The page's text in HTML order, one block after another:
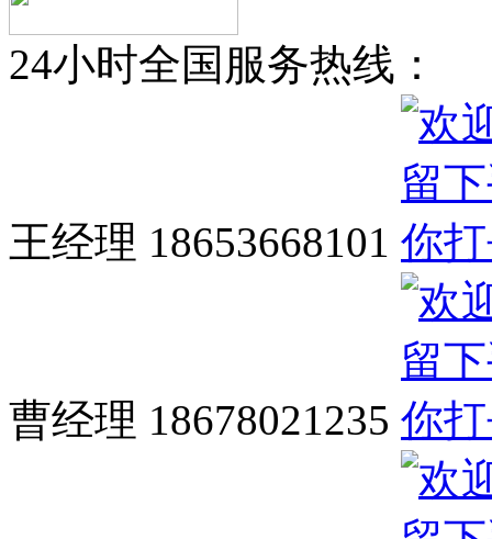
24小时全国服务热线：
王经理 18653668101
曹经理 18678021235